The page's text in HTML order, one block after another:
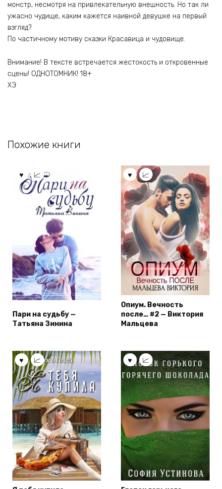
монстр, несмотря на привлекательную внешность. Но так ли
ужасно чудище, каким кажется наивной девушке на первый
взгляд?
По частичному мотиву сказки Красавица и чудовище.
Внимание! В тексте встречается жестокость и откровенные
сцены! ОДНОТОМНИК! 18+
ХЭ
Похожие книги
Пари на судьбу —
Татьяна Зинина
Опиум. Вечность
после… #2 — Виктория
Мальцева